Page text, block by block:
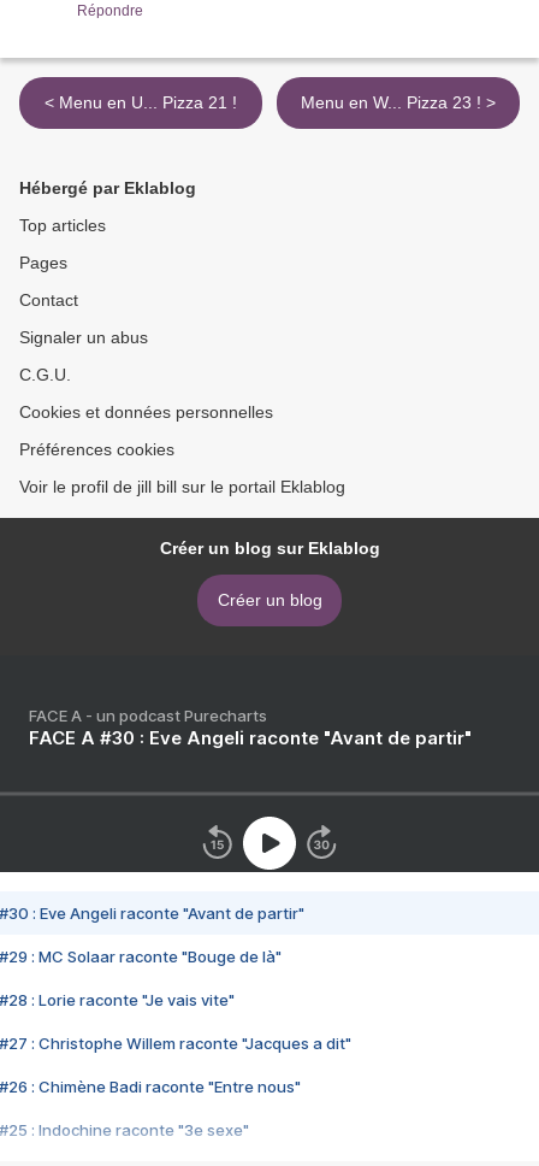
Répondre
< Menu en U... Pizza 21 ! Menu en W... Pizza 23 ! >
Hébergé par Eklablog
Top articles
Pages
Contact
Signaler un abus
C.G.U.
Cookies et données personnelles
Préférences cookies
Voir le profil de jill bill sur le portail Eklablog
Créer un blog sur Eklablog
Créer un blog
FACE A - un podcast Purecharts
FACE A #30 : Eve Angeli raconte "Avant de partir"
#30 : Eve Angeli raconte "Avant de partir"
#29 : MC Solaar raconte "Bouge de là"
#28 : Lorie raconte "Je vais vite"
#27 : Christophe Willem raconte "Jacques a dit"
#26 : Chimène Badi raconte "Entre nous"
#25 : Indochine raconte "3e sexe"